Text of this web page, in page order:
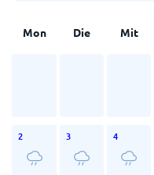
Mon Die Mit
2 3 4